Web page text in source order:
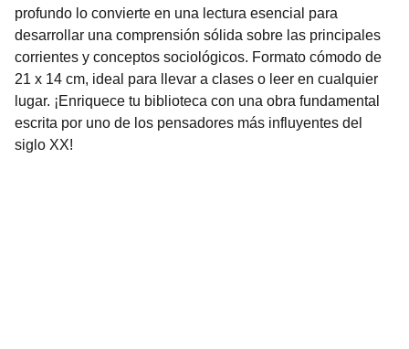
profundo lo convierte en una lectura esencial para
desarrollar una comprensión sólida sobre las principales
corrientes y conceptos sociológicos. Formato cómodo de
21 x 14 cm, ideal para llevar a clases o leer en cualquier
lugar. ¡Enriquece tu biblioteca con una obra fundamental
escrita por uno de los pensadores más influyentes del
siglo XX!